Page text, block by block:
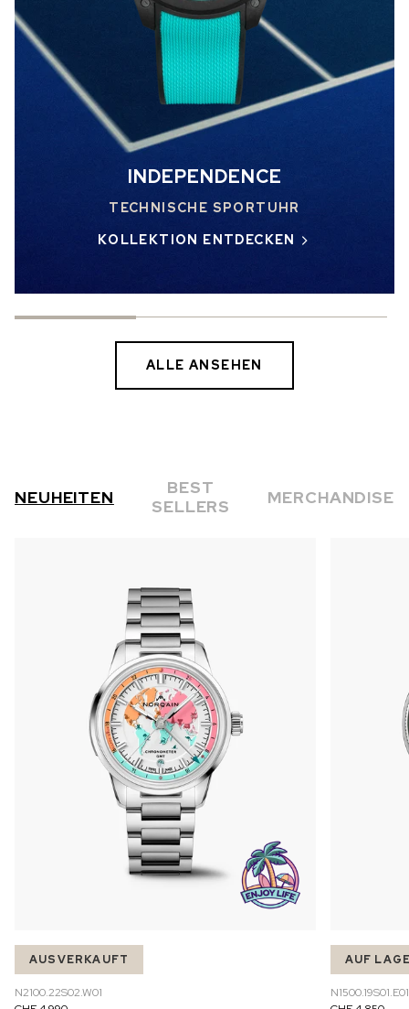
INDEPENDENCE
TECHNISCHE SPORTUHR
KOLLEKTION ENTDECKEN
ALLE ANSEHEN
NEUHEITEN
BEST
SELLERS
MERCHANDISE
AUSVERKAUFT
N2100.22S02.W01
AUF
N1500.19S01.E01